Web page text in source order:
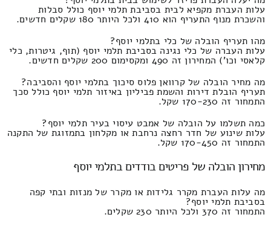
עלות העברת מקפיא לבית בסביבת תלמי יוסף כולל סבלות
והשכרת מנוף התעריף הוא 410 ולכל היותר 180 שקלים חדשים.
מהו תעריף הובלה של כלי בתלמי יוסף?
עלות העברה של כלי נגינה בסביבת תלמי יוסף (תוף, גיטרות, כלי
קלאסי וכו') המחירון זה 490 ומקסימום 200 שקלים חדשים.
מה מחיר הובלה של קרוואן פלוס סיכוך בתלמי יוסף והסביבה?
תעריף הובלת דירות והשמת פביליון באיזור תלמי יוסף כולל סכך
התמחור זה 170-230 שקל.
כמה תשלמו על הובלה של אמבט עיסוי בעיר תלמי יוסף?
עלות שינוע של חדר רחצה נרחבת או מקלחון בתמזוגת של התקנה
התמחור זה 170-450 שקל.
מחירון הובלה של פריטים בודדים בתלמי יוסף
מה עלות העברת מקרר גלידות או מקרר של מנזות ובתי קפה
בסביבת תלמי יוסף?
התמחור זה 370 ולכל היותר 230 שקלים.